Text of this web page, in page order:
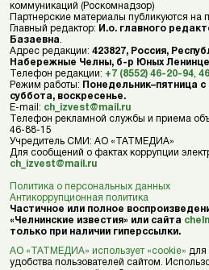
коммуникаций (Роскомнадзор)
Партнерские материалы публикуются на
Главный редактор: И.о. главного
Базаевна
Адрес редакции: 423827, Россия,
Набережные Челны, б-р Юных
Телефон редакции: +7 (8552) 46-20-94
Режим работы: Понедельник–пятница
суббота, воскресенье.
E-mail: ch_izvest@mail.ru
Телефон рекламной службы и приема
46-88-15
Учредитель СМИ: АО «ТАТМЕДИА»
Для сообщений о фактах коррупции
ch_izvest@mail.ru
Политика о персональных данных
Антикоррупционная политика
Частичное или полное
«Челнинские известия» или сайта
только при наличии гиперссылки.
АО «ТАТМЕДИА» использует «cookie» для
удобства пользователей сайтом.